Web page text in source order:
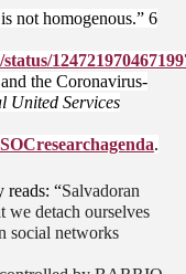
not homogenous.” 6
the Coronavirus-
United Services
.
reads: “Salvadoran
we detach ourselves
social networks